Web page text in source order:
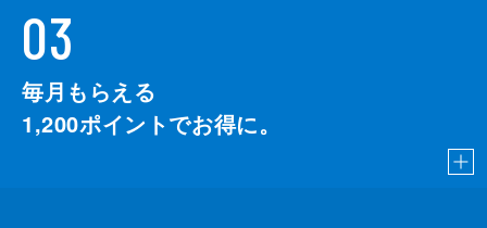
03
毎月もらえる
1,200ポイントでお得に。